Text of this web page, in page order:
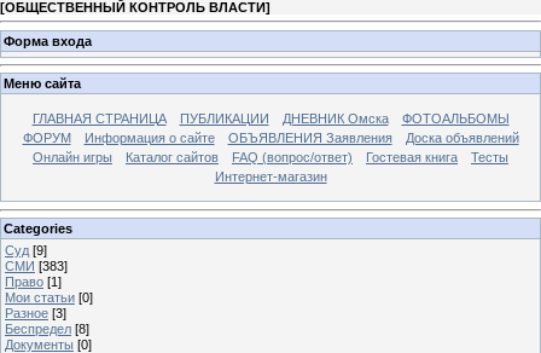
[ОБЩЕСТВЕННЫЙ КОНТРОЛЬ ВЛАСТИ]
Форма входа
Меню сайта
ГЛАВНАЯ СТРАНИЦА ПУБЛИКАЦИИ ДНЕВНИК Омска
ФОТОАЛЬБОМЫ
ФОРУМ
Информация о сайте ОБЪЯВЛЕНИЯ Заявления
Доска объявлений
Онлайн игры
Каталог сайтов FAQ (вопрос/ответ) Гостевая книга
Тесты
Интернет-магазин
Categories
Суд [9]
СМИ [383]
Право [1]
Мои статьи [0]
Разное [3]
Беспредел [8]
Документы [0]